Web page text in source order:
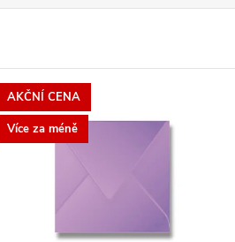
AKČNÍ CENA
Více za méně